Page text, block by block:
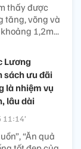
thấy được
tăng, võng và
1,2m...
Lương
sách ưu đãi
là nhiệm vụ
lâu dài
“Ăn quả